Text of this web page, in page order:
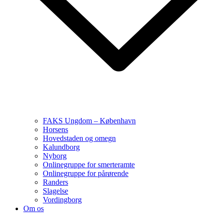
FAKS Ungdom – København
Horsens
Hovedstaden og omegn
Kalundborg
Nyborg
Onlinegruppe for smerteramte
Onlinegruppe for pårørende
Randers
Slagelse
Vordingborg
Om os